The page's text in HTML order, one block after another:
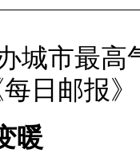
城市最高
每日邮报
暖